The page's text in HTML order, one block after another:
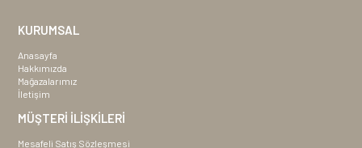
KURUMSAL
Anasayfa
Hakkımızda
Mağazalarımız
İletişim
MÜŞTERİ İLİŞKİLERİ
Mesafeli Satış Sözleşmesi